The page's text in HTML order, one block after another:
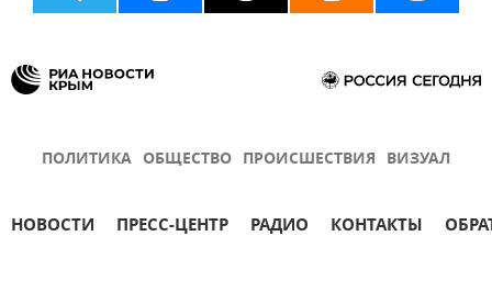
ПОЛИТИКА ОБЩЕСТВО ПРОИСШЕСТВИЯ ВИЗУАЛ
НОВОСТИ ПРЕСС-ЦЕНТР РАДИО КОНТАКТЫ